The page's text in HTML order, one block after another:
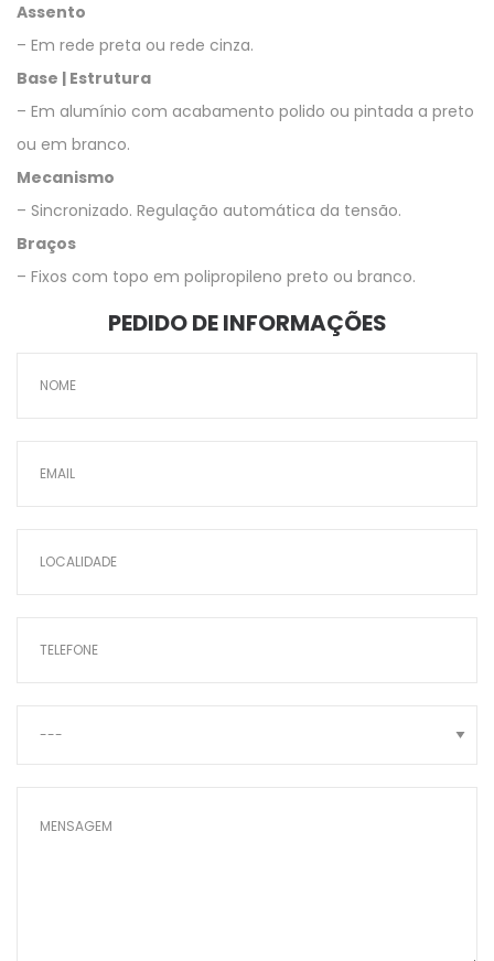
Assento
– Em rede preta ou rede cinza.
Base | Estrutura
– Em alumínio com acabamento polido ou pintada a preto
ou em branco.
Mecanismo
– Sincronizado. Regulação automática da tensão.
Braços
– Fixos com topo em polipropileno preto ou branco.
PEDIDO DE INFORMAÇÕES